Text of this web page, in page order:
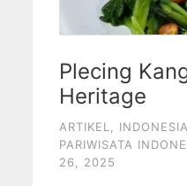
Plecing
Heritage
ARTIKEL
PARIWISATA
26, 2025